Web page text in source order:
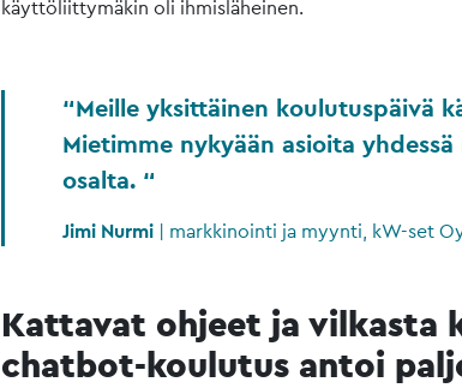
käyttöliittymäkin oli ihmisläheinen.
Meille yksittäinen koulutuspäivä
Mietimme nykyään asioita
osalta.
Jimi Nurmi | markkinointi ja myynti, kW-set
Kattavat ohjeet ja vilkasta
chatbot-koulutus antoi